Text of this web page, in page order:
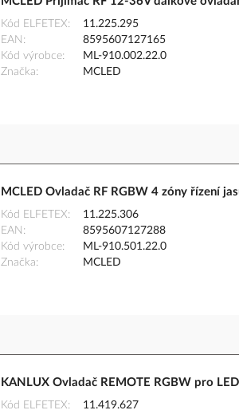
Kód ELFETEX
11.225.295
EAN
8595607127165
Kód výrobce
ML-910.002.22.0
Značka
MCLED
MCLED Ovladač RF RGBW 4 zóny řízení
Kód ELFETEX
11.225.306
EAN
8595607127288
Kód výrobce
ML-910.501.22.0
Značka
MCLED
KANLUX Ovladač REMOTE RGBW pro
Kód ELFETEX
11.419.627